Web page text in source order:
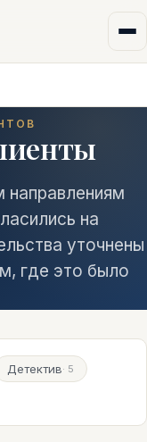
направлениям
на
уточнены
где это было
Детектив· 5